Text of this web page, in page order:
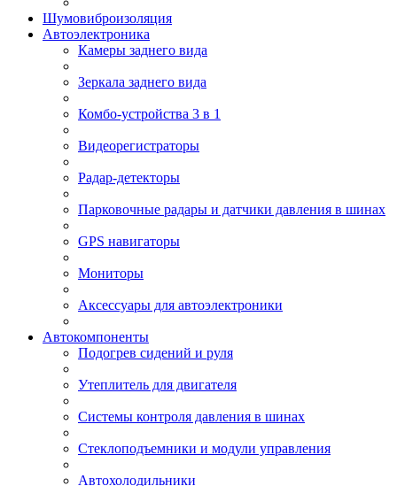
Шумовиброизоляция
Автоэлектроника
Камеры заднего вида
Зеркала заднего вида
Комбо-устройства 3 в 1
Видеорегистраторы
Радар-детекторы
Парковочные радары и датчики давления в шинах
GPS навигаторы
Мониторы
Аксессуары для автоэлектроники
Автокомпоненты
Подогрев сидений и руля
Утеплитель для двигателя
Системы контроля давления в шинах
Стеклоподъемники и модули управления
Автохолодильники